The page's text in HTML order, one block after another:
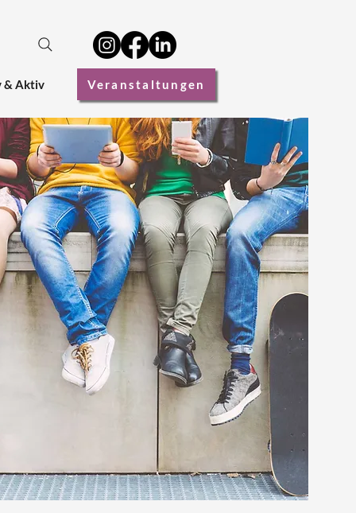
& Aktiv Veranstaltungen